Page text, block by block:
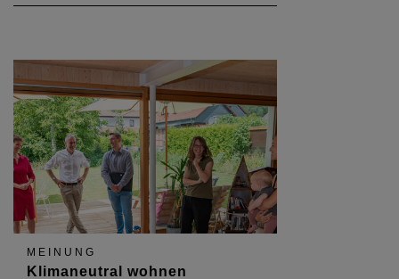
MEINUNG
Klimaneutral wohnen